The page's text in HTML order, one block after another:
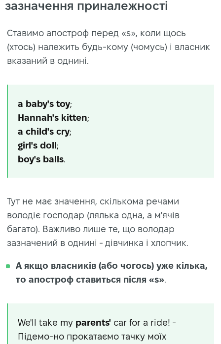
зазначення приналежності
Ставимо апостроф перед «s», коли щось
(хтось) належить будь-кому (чомусь) і власник
вказаний в однині.
a baby's toy;
Hannah's kitten;
a child's cry;
girl's doll ;
boy's balls.
Тут не має значення, скількома речами
володіє господар (лялька одна, а м'ячів
багато). Важливо лише те, що володар
зазначений в однині - дівчинка і хлопчик.
А якщо власників (або чогось) уже кілька,
то апостроф ставиться після «s».
We'll take my parents' car for a ride! -
Підемо-но прокатаємо тачку моїх